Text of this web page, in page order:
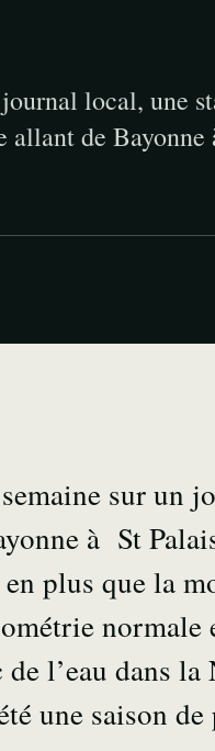
local, une
allant de
sur un
à St
plus que la
normale
l’eau dans
une saison